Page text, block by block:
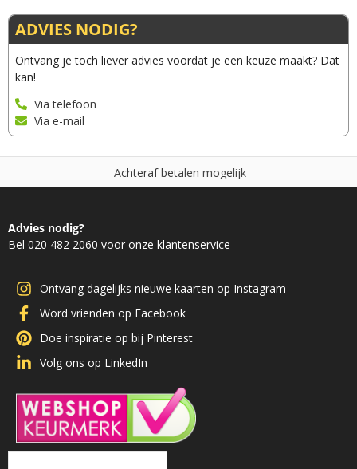
ADVIES NODIG?
Ontvang je toch liever advies voordat je een keuze maakt? Dat
kan!
Via telefoon
Via e-mail
Achteraf betalen mogelijk
Advies nodig?
Bel 020 482 2060 voor onze klantenservice
Ontvang dagelijks nieuwe kaarten op Instagram
Word vrienden op Facebook
Doe inspiratie op bij Pinterest
Volg ons op LinkedIn